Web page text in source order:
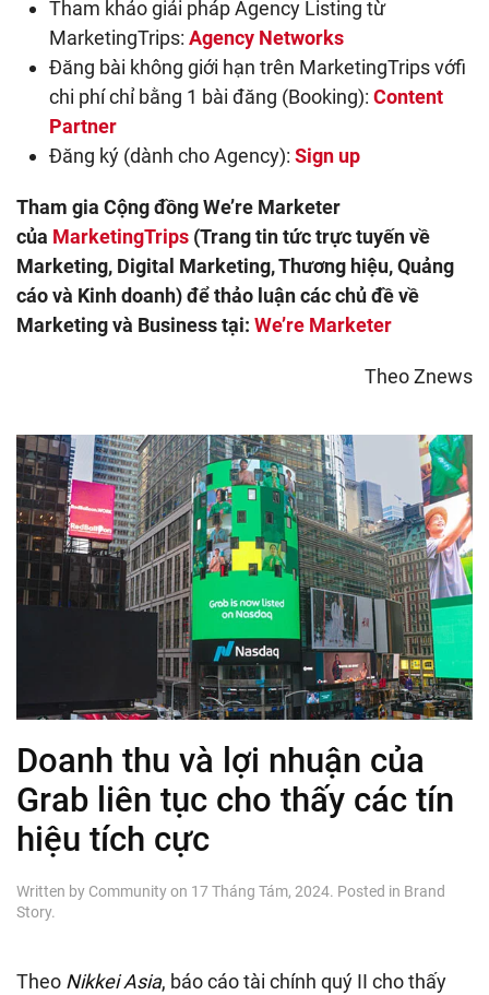
Tham khảo giải pháp Agency Listing từ
MarketingTrips: Agency Networks
Đăng bài không giới hạn trên MarketingTrips vớfi
chi phí chỉ bằng 1 bài đăng (Booking): Content
Partner
Đăng ký (dành cho Agency): Sign up
Tham gia Cộng đồng We’re Marketer
của MarketingTrips (Trang tin tức trực tuyến về
Marketing, Digital Marketing, Thương hiệu, Quảng
cáo và Kinh doanh) để thảo luận các chủ đề về
Marketing và Business tại: We’re Marketer
Theo Znews
Doanh thu và lợi nhuận của
Grab liên tục cho thấy các tín
hiệu tích cực
Written by Communityon 17 Tháng Tám, 2024. Posted in Brand
Story.
Theo Nikkei Asia, báo cáo tài chính quý II cho thấy